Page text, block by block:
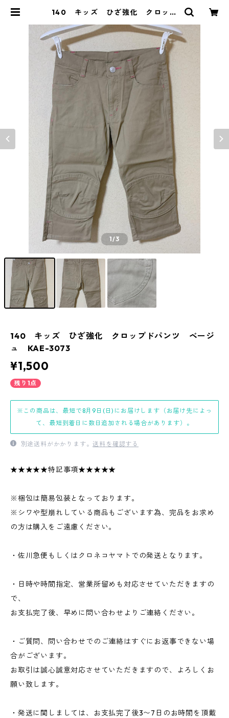
140 キッズ ひざ強化 クロップ
DOLUCK PRODUCE
1/3
140 キッズ ひざ強化 クロップドパンツ ベージ
ュ KAE-3073
¥1,500
残り1点
※この商品は、最短で8月9日(日)にお届けします（お届け先によっ
て、最短到着日に数日追加される場合があります）。
別途送料がかかります。送料を確認する
★★★★★特記事項★★★★★
※梱包は簡易包装となっております。
※シワや型崩れしている商品もございます為、完品をお求め
の方は購入をご遠慮ください。
・佐川急便もしくはクロネコヤマトでの発送となります。
・日時や時間指定、営業所留めも対応させていただきますの
で、
お支払完了後、早めに問い合わせよりご連絡ください。
・ご質問、問い合わせでのご連絡はすぐにお返事できない場
合がございます。
お取引は誠心誠意対応させていただきますので、よろしくお
願い致します。
・発送に関しましては、お支払完了後3〜7日のお時間を頂戴